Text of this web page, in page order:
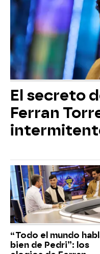
El secreto
Ferran
“Todo el mundo
bien de Pedri”: los